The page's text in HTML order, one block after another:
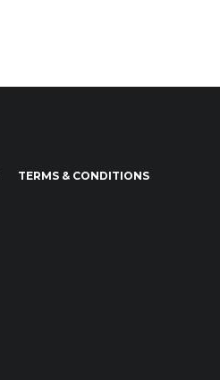
TERMS & CONDITIONS